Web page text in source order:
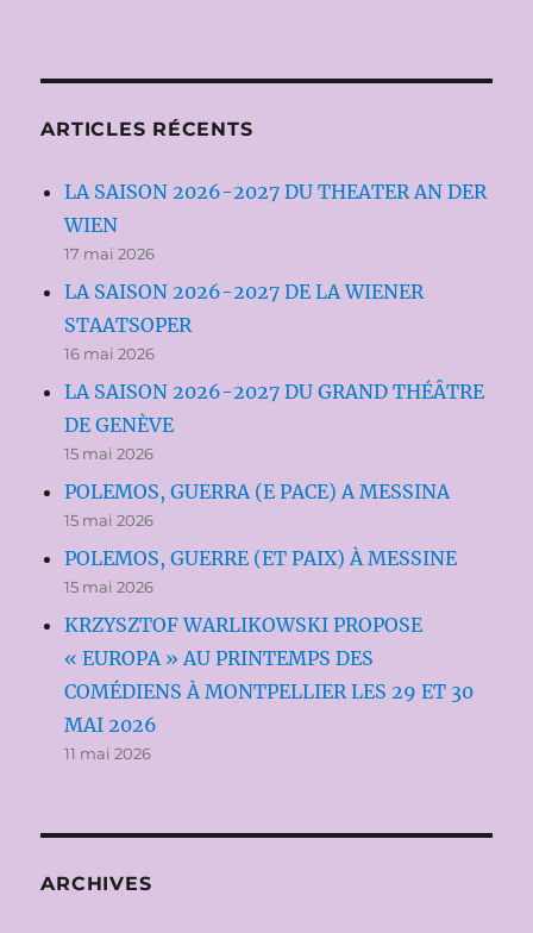
ARTICLES RÉCENTS
LA SAISON 2026-2027 DU THEATER AN DER
WIEN
17 mai 2026
LA SAISON 2026-2027 DE LA WIENER
STAATSOPER
16 mai 2026
LA SAISON 2026-2027 DU GRAND THÉÂTRE
DE GENÈVE
15 mai 2026
POLEMOS, GUERRA (E PACE) A MESSINA
15 mai 2026
POLEMOS, GUERRE (ET PAIX) À MESSINE
15 mai 2026
KRZYSZTOF WARLIKOWSKI PROPOSE
« EUROPA » AU PRINTEMPS DES
COMÉDIENS À MONTPELLIER LES 29 ET 30
MAI 2026
11 mai 2026
ARCHIVES